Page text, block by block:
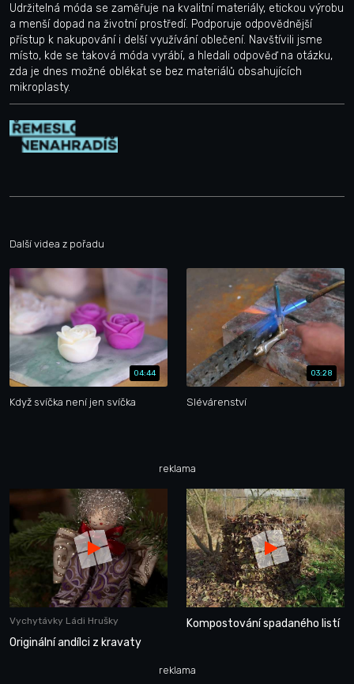
Udržitelná móda se zaměřuje na kvalitní materiály, etickou výrobu
a menší dopad na životní prostředí. Podporuje odpovědnější
přístup k nakupování i delší využívání oblečení. Navštívili jsme
místo, kde se taková móda vyrábí, a hledali odpověď na otázku,
zda je dnes možné oblékat se bez materiálů obsahujících
mikroplasty.
Další videa z pořadu
04:44
Když svíčka není jen svíčka
03:28
Slévárenství
reklama
Vychytávky Ládi Hrušky
Originální andílci z kravaty
Kompostování spadaného listí
reklama